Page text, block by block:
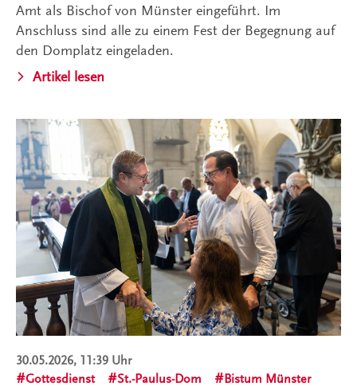
Amt als Bischof von Münster eingeführt. Im
Anschluss sind alle zu einem Fest der Begegnung auf
den Domplatz eingeladen.
Artikel lesen
30.05.2026, 11:39 Uhr
Gottesdienst
St.-Paulus-Dom Bistum Münster